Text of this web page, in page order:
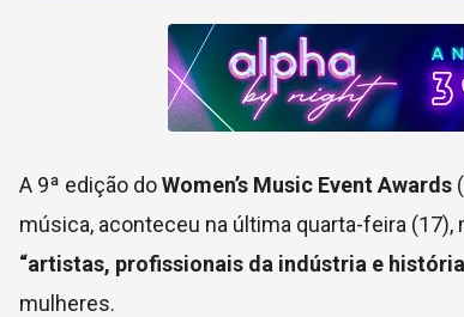
A 9ª edição doWomen’s Music Event Awards
música, aconteceu na última quarta-feira (17),
“artistas, profissionais da indústria e
mulheres.